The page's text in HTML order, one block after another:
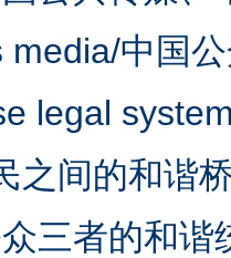
media/中国
legal
之间的和谐
三者的和谐